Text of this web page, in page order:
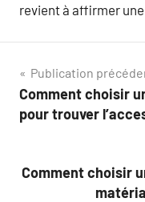
revient à affirmer
Navigation
de
Publication
Comment choisir
pour trouver
Comment choisir